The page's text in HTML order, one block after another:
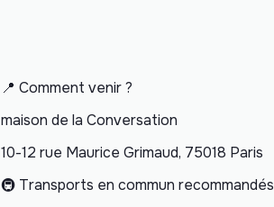
📍 Comment venir ?
maison de la Conversation
10-12 rue Maurice Grimaud, 75018 Paris
🚇 Transports en commun recommandés